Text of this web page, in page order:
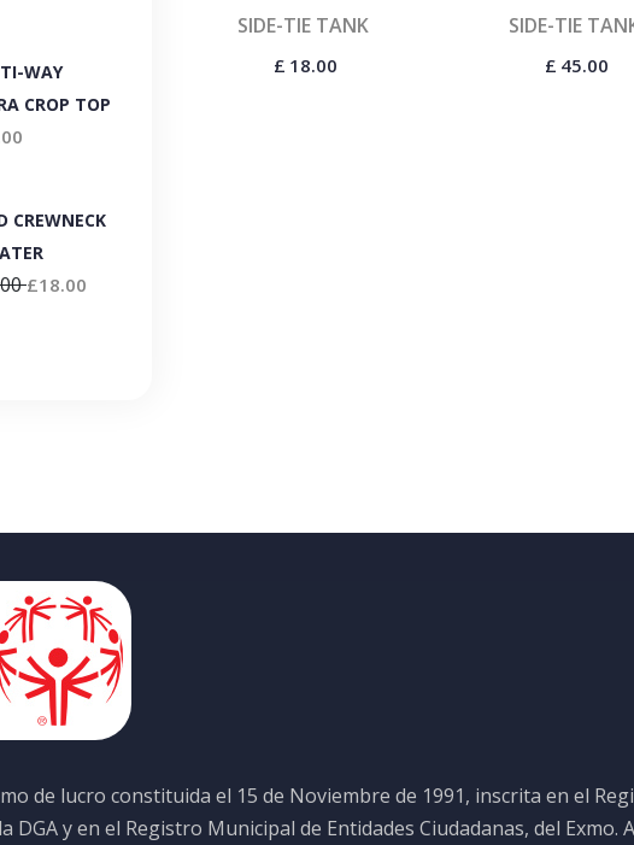
SIDE-TIE TANK
£ 18.00
SIDE-TIE
£ 45.00
WAY
CROP TOP
CREWNECK
£18.00
de lucro constituida el 15 de Noviembre de 1991, inscrita en el
DGA y en el Registro Municipal de Entidades Ciudadanas, del Exmo.